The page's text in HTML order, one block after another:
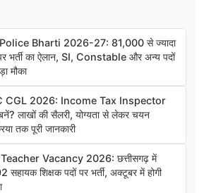
Bharti 2026-27: 81,000 से ज्यादा
भर्ती का ऐलान, SI, Constable और अन्य पदों
मौका
CGL 2026: Income Tax Inspector
लाखों की सैलरी, योग्यता से लेकर चयन
तक पूरी जानकारी
Vacancy 2026: छत्तीसगढ़ में
सहायक शिक्षक पदों पर भर्ती, अक्टूबर में होगी